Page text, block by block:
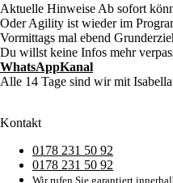
Aktuelle Hinweise Ab sofort
Oder Agility ist wieder im
Vormittags mal ebend
Du willst keine Infos mehr
WhatsAppKanal
Alle 14 Tage sind wir mit
Kontakt
0178 231 50 92
0178 231 50 92
Wir rufen Sie garantiert